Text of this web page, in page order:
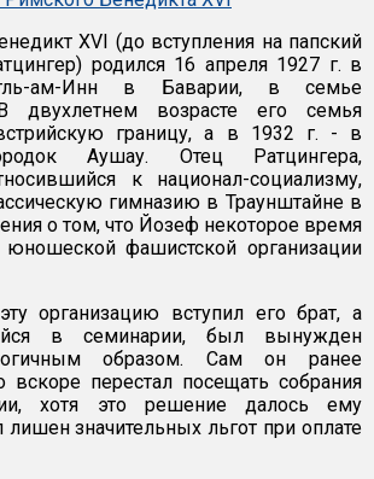
XVI (до вступления на папский
родился 16 апреля 1927 г. в
ам-Инн в Баварии, в семье
двухлетнем возрасте его семья
границу, а в 1932 г. - в
Аушау. Отец Ратцингера,
к национал-социализму,
гимназию в Траунштайне в
о том, что Йозеф некоторое время
фашистской организации
организацию вступил его брат, а
в семинарии, был вынужден
образом. Сам он ранее
вскоре перестал посещать собрания
хотя это решение далось ему
лишен значительных льгот при оплате